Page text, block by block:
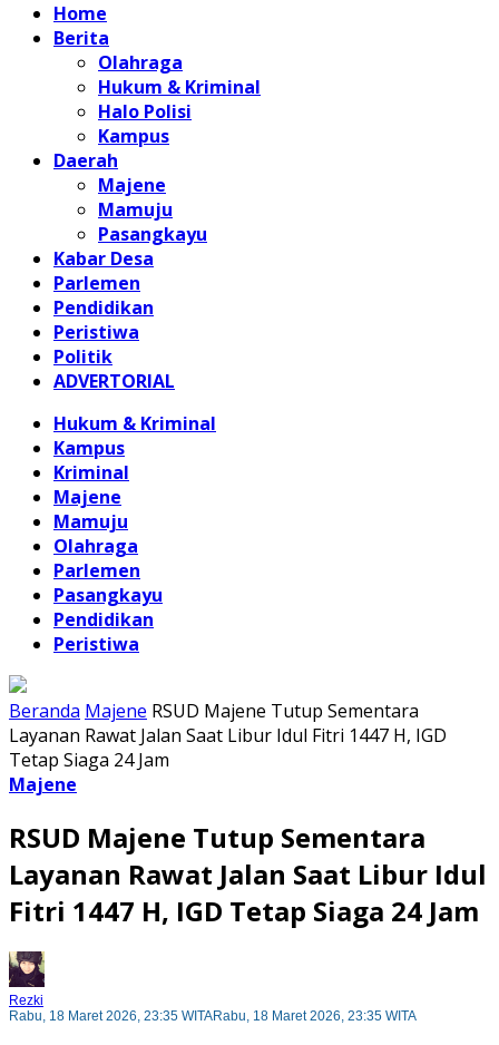
Home
Berita
Olahraga
Hukum & Kriminal
Halo Polisi
Kampus
Daerah
Majene
Mamuju
Pasangkayu
Kabar Desa
Parlemen
Pendidikan
Peristiwa
Politik
ADVERTORIAL
Hukum & Kriminal
Kampus
Kriminal
Majene
Mamuju
Olahraga
Parlemen
Pasangkayu
Pendidikan
Peristiwa
Beranda Majene RSUD Majene Tutup Sementara
Layanan Rawat Jalan Saat Libur Idul Fitri 1447 H, IGD
Tetap Siaga 24 Jam
Majene
RSUD Majene Tutup Sementara
Layanan Rawat Jalan Saat Libur Idul
Fitri 1447 H, IGD Tetap Siaga 24 Jam
Rezki
Rabu, 18 Maret 2026, 23:35 WITARabu, 18 Maret 2026, 23:35 WITA